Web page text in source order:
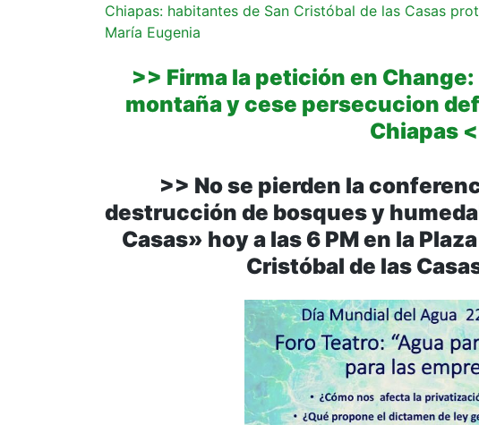
Chiapas: habitantes de San Cristóbal de las Casas
María Eugenia
>> Firma la petición en
montaña y cese persecucion
Chiapas
>> No se pierden la
destrucción de bosques y
Casas» hoy a las 6 PM en la
Cristóbal de las